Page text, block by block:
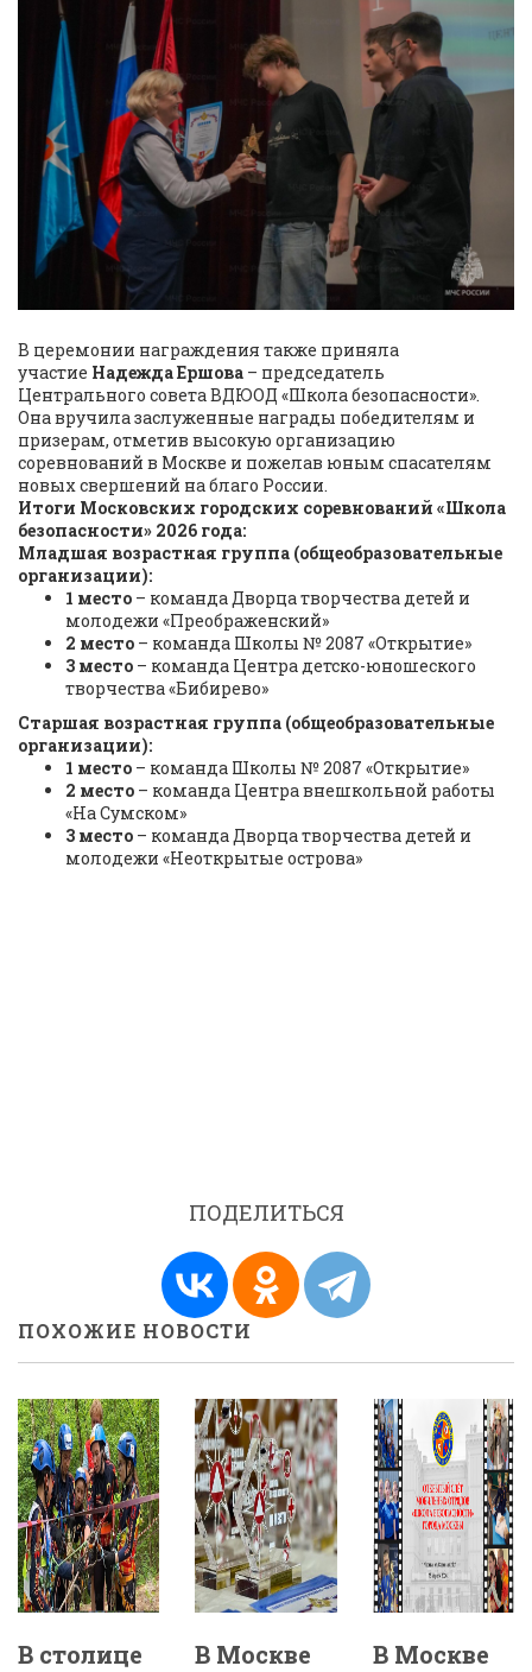
В церемонии награждения также приняла
участие Надежда Ершова – председатель
Центрального совета ВДЮОД «Школа безопасности».
Она вручила заслуженные награды победителям и
призерам, отметив высокую организацию
соревнований в Москве и пожелав юным спасателям
новых свершений на благо России.
Итоги Московских городских соревнований «Школа
безопасности» 2026 года:
Младшая возрастная группа (общеобразовательные
организации):
1 место – команда Дворца творчества детей и
молодежи «Преображенский»
2 место – команда Школы № 2087 «Открытие»
3 место – команда Центра детско-юношеского
творчества «Бибирево»
Старшая возрастная группа (общеобразовательные
организации):
1 место – команда Школы № 2087 «Открытие»
2 место – команда Центра внешкольной работы
«На Сумском»
3 место – команда Дворца творчества детей и
молодежи «Неоткрытые острова»
ПОДЕЛИТЬСЯ
ПОХОЖИЕ НОВОСТИ
В столице
В Москве
В Москве